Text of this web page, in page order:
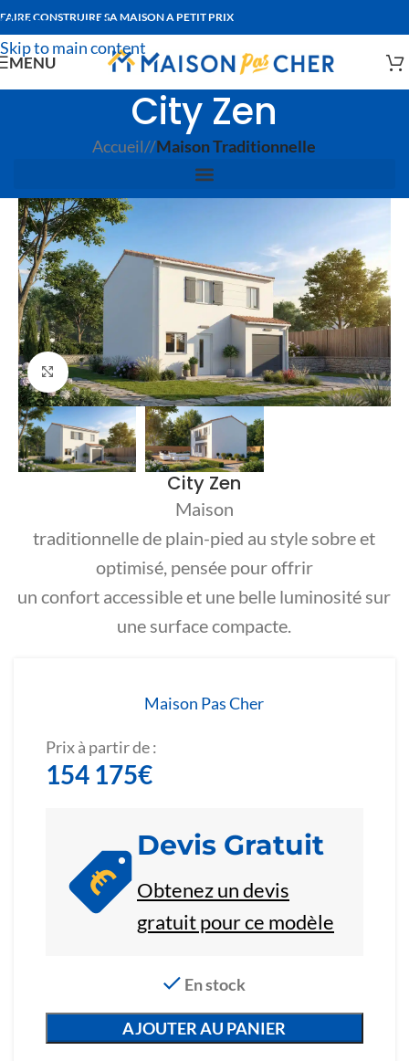
Skip to navigation
Skip to main content
FAIRE CONSTRUIRE SA MAISON A PETIT PRIX
MENU
City Zen
Accueil/ Maison Traditionnelle
Agrandir
City Zen
Maison
traditionnelle de plain-pied au style sobre et
optimisé, pensée pour offrir
un confort accessible et une belle luminosité sur
une surface compacte.
Maison Pas Cher
Prix à partir de :
154 175€
Devis Gratuit
Obtenez un devis
gratuit pour ce modèle
En stock
AJOUTER AU PANIER